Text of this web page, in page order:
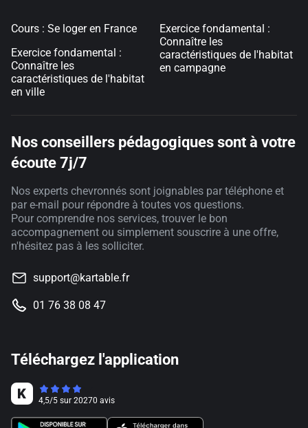
Cours : Se loger en France
Exercice fondamental :
Connaître les
caractéristiques de l'habitat
en ville
Exercice fondamental :
Connaître les
caractéristiques de l'habitat
en campagne
Nos conseillers pédagogiques sont à votre
écoute 7j/7
Nos experts chevronnés sont joignables par téléphone et
par e-mail pour répondre à toutes vos questions.
Pour comprendre nos services, trouver le bon
accompagnement ou simplement souscrire à une offre,
n'hésitez pas à les solliciter.
support@kartable.fr
01 76 38 08 47
Téléchargez l'application
4,5/5 sur 20270 avis